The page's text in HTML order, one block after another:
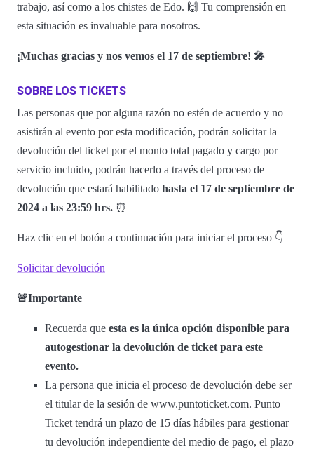
trabajo, así como a los chistes de Edo. 🙌 Tu comprensión en
esta situación es invaluable para nosotros.
¡Muchas gracias y nos vemos el 17 de septiembre! 🎤
SOBRE LOS TICKETS
Las personas que por alguna razón no estén de acuerdo y no
asistirán al evento por esta modificación, podrán solicitar la
devolución del ticket por el monto total pagado y cargo por
servicio incluido, podrán hacerlo a través del proceso de
devolución que estará habilitado hasta el 17 de septiembre de
2024 a las 23:59 hrs. ⏰
Haz clic en el botón a continuación para iniciar el proceso 👇
Solicitar devolución
🚨Importante
Recuerda que esta es la única opción disponible para
autogestionar la devolución de ticket para este
evento.
La persona que inicia el proceso de devolución debe ser
el titular de la sesión de www.puntoticket.com. Punto
Ticket tendrá un plazo de 15 días hábiles para gestionar
tu devolución independiente del medio de pago, el plazo